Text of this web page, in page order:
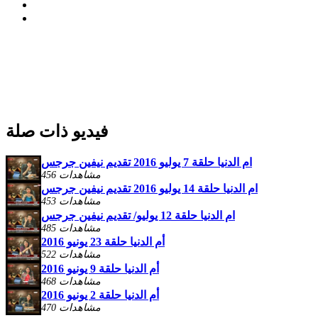
فيديو ذات صلة
ام الدنيا حلقة 7 يوليو 2016 تقديم نيفين جرجس
456 مشاهدات
ام الدنيا حلقة 14 يوليو 2016 تقديم نيفين جرجس
453 مشاهدات
ام الدنيا حلقة 12 يوليو/ تقديم نيفين جرجس
485 مشاهدات
أم الدنيا حلقة 23 يونيو 2016
522 مشاهدات
أم الدنيا حلقة 9 يونيو 2016
468 مشاهدات
أم الدنيا حلقة 2 يونيو 2016
470 مشاهدات